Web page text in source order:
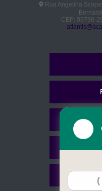
Rua Angelina
CEP: 09790-